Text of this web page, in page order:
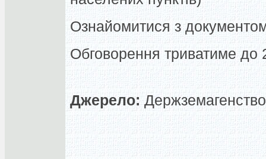
Ознайомитися з
Обговорення триватиме до
Джерело: